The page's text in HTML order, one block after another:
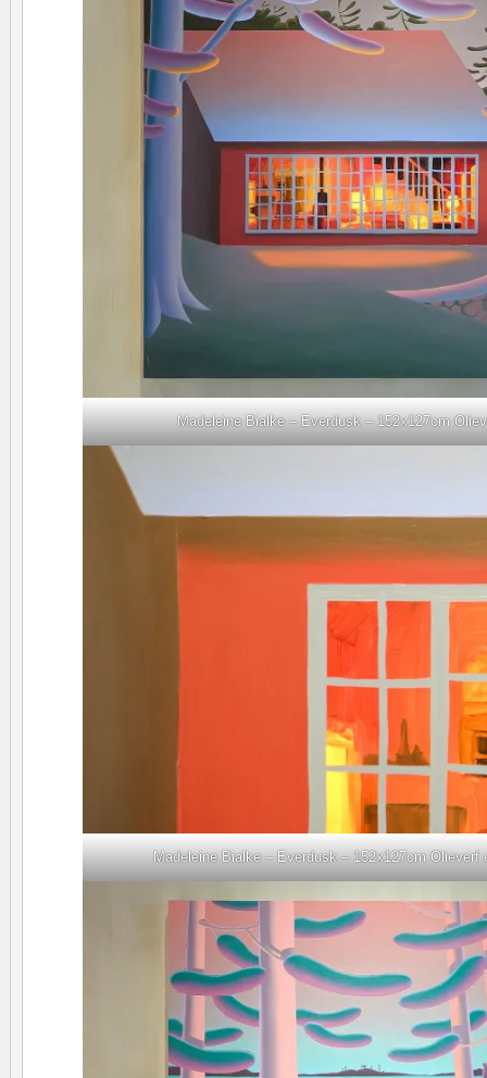
Madeleine Bialke – Everdusk – 152x127cm
Madeleine Bialke – Everdusk – 152x127cm Olieverf